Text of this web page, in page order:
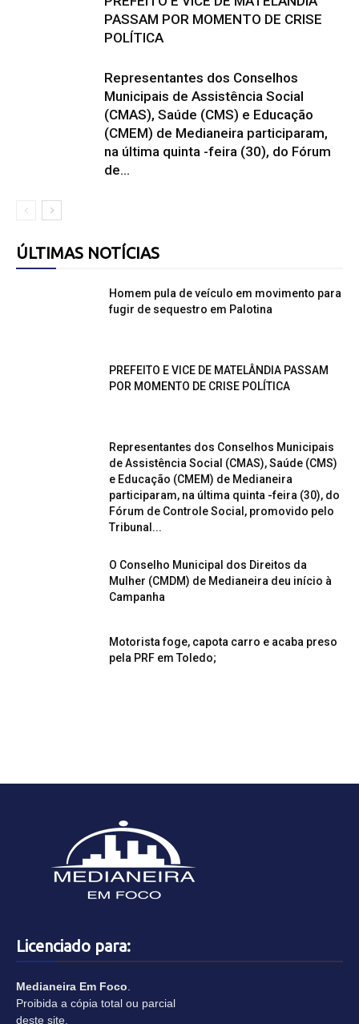
PASSAM POR MOMENTO DE CRISE
POLÍTICA
Representantes dos Conselhos
Municipais de Assistência Social
(CMAS), Saúde (CMS) e Educação
(CMEM) de Medianeira participaram,
na última quinta -feira (30), do Fórum
de...
ÚLTIMAS NOTÍCIAS
Homem pula de veículo em movimento para
fugir de sequestro em Palotina
PREFEITO E VICE DE MATELÂNDIA PASSAM
POR MOMENTO DE CRISE POLÍTICA
Representantes dos Conselhos Municipais
de Assistência Social (CMAS), Saúde (CMS)
e Educação (CMEM) de Medianeira
participaram, na última quinta -feira (30), do
Fórum de Controle Social, promovido pelo
Tribunal...
O Conselho Municipal dos Direitos da
Mulher (CMDM) de Medianeira deu início à
Campanha
Motorista foge, capota carro e acaba preso
pela PRF em Toledo;
Licenciado para:
Medianeira Em Foco
Proibida a cópia total ou parcial
deste site.